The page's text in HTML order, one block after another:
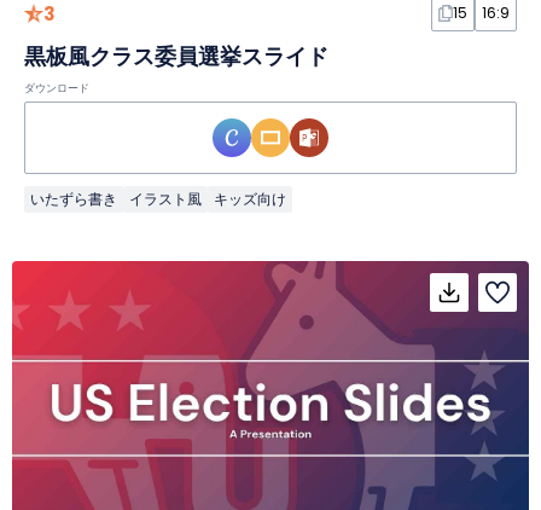
3 15 16:9
黒板風クラス委員選挙スライド
ダウンロード
いたずら書き イラスト風 キッズ向け